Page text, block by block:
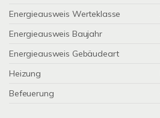
Energieausweis Werteklasse
Energieausweis Baujahr
Energieausweis Gebäudeart
Heizung
Befeuerung